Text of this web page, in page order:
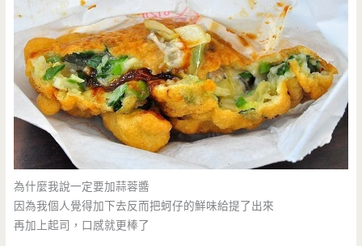
為什麼我說一定要加蒜蓉醬
因為我個人覺得加下去反而把蚵仔的鮮味給提了出來
再加上起司，口感就更棒了